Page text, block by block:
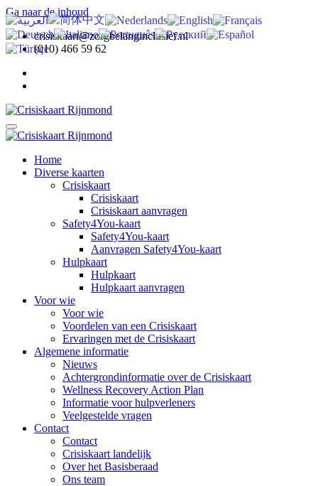
Ga naar de inhoud
crisiskaart@zorgbelanginclusief.nl
(010) 466 59 62
Home
Diverse kaarten
Crisiskaart
Crisiskaart
Crisiskaart aanvragen
Safety4You-kaart
Safety4You-kaart
Aanvragen Safety4You-kaart
Hulpkaart
Hulpkaart
Hulpkaart aanvragen
Voor wie
Voor wie
Voordelen van een Crisiskaart
Ervaringen met de Crisiskaart
Algemene informatie
Nieuws
Achtergrondinformatie over de Crisiskaart
Wellness Recovery Action Plan
Informatie voor hulpverleners
Veelgestelde vragen
Contact
Contact
Crisiskaart landelijk
Over het Basisberaad
Ons team